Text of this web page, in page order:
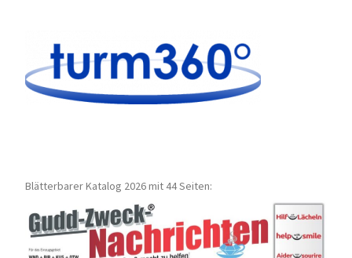
Blätterbarer Katalog 2026 mit 44 Seiten: